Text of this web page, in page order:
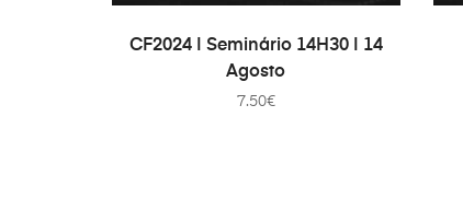
В КОРЗИНУ
CF2024 | Seminário 14H30 | 14
Agosto
7.50€